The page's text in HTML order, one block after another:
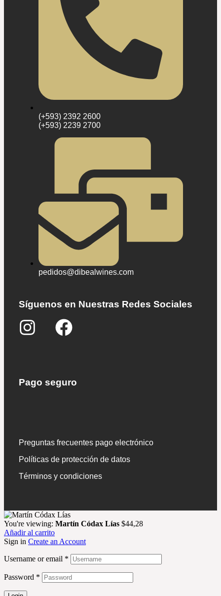
(+593) 2392 2600
(+593) 2239 2700
pedidos@dibealwines.com
Síguenos en Nuestras Redes Sociales
Pago seguro
Preguntas frecuentes pago electrónico
Políticas de protección de datos
Términos y condiciones
You're viewing: Martín Códax Lías $44,28
Añadir al carrito
Sign in Create an Account
Username or email *
Password *